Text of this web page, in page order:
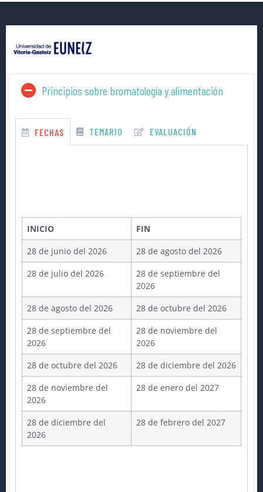
Principios sobre bromatología y alimentación
FECHAS TEMARIO EVALUACIÓN
INICIO
FIN
28 de junio del 2026
28 de agosto del 2026
28 de julio del 2026
28 de septiembre del
2026
28 de agosto del 2026
28 de octubre del 2026
28 de septiembre del
2026
28 de noviembre del
2026
28 de octubre del 2026
28 de diciembre del 2026
28 de noviembre del
2026
28 de enero del 2027
28 de diciembre del
2026
28 de febrero del 2027